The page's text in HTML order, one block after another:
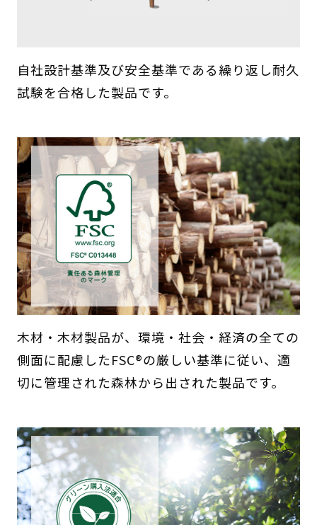
自社設計基準及び安全基準である繰り返し耐久
試験を合格した製品です。
木材・木材製品が、環境・社会・経済の全ての
側面に配慮したFSC®の厳しい基準に従い、適
切に管理された森林から出された製品です。